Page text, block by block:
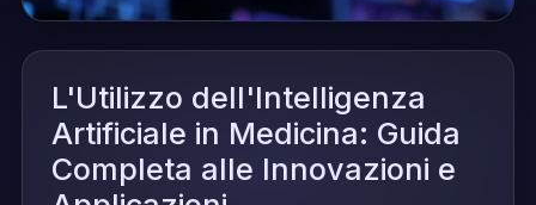
L'Utilizzo dell'Intelligenza
Artificiale in Medicina: Guida
Completa alle Innovazioni e